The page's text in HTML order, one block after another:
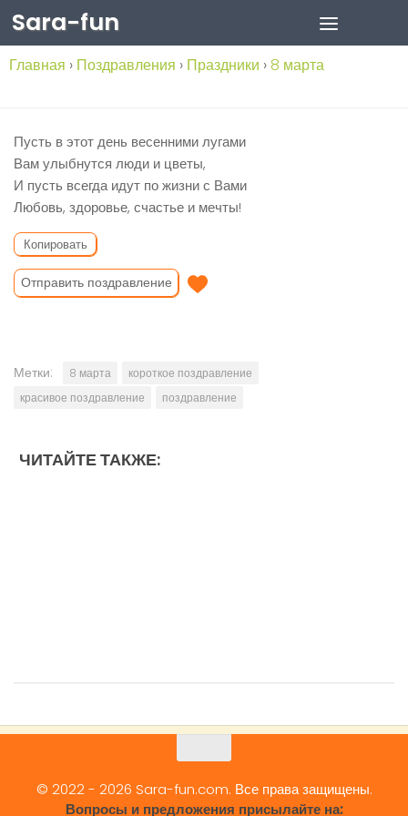
Skip to content
Sara-fun
Главная › Поздравления › Праздники ›8 марта
Пусть в этот день весенними лугами
Вам улыбнутся люди и цветы,
И пусть всегда идут по жизни с Вами
Любовь, здоровье, счастье и мечты!
Копировать
Отправить поздравление
Метки: 8 марта
короткое поздравление
красивое поздравление
поздравление
ЧИТАЙТЕ ТАКЖЕ:
© 2022 - 2026 Sara-fun.com. Все права защищены.
Вопросы и предложения присылайте на: